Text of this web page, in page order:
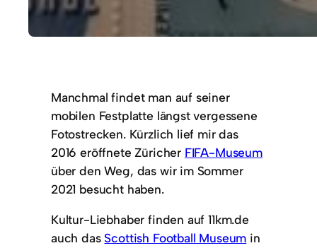
Manchmal findet man auf seiner
mobilen Festplatte längst vergessene
Fotostrecken. Kürzlich lief mir das
2016 eröffnete Züricher FIFA-Museum
über den Weg, das wir im Sommer
2021 besucht haben.
Kultur-Liebhaber finden auf 11km.de
auch das Scottish Football Museum in